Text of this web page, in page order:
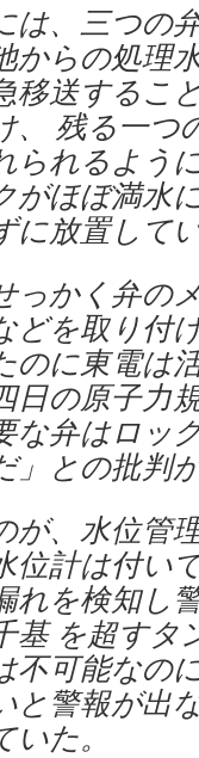
、三つの
からの処理
移送するこ
、 残る一つ
られるよう
がほぼ満水
に放置して
かく弁の
どを取り付
のに東電は
日の原子力
な弁はロッ
」との批判
、水位管
位計は付い
れを検知し
基 を超すタ
不可能なの
と警報が出
た。